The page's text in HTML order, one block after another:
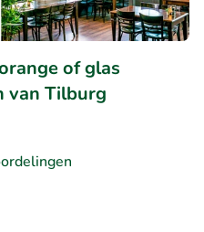
of glas
van Tilburg